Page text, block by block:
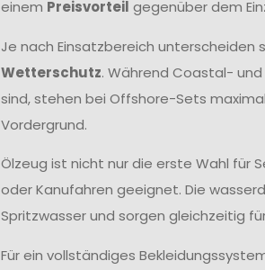
einem Preisvorteil gegenüber dem
Je nach Einsatzbereich unterscheiden
Wetterschutz. Während Coastal-
sind, stehen bei Offshore-Sets
Vordergrund.
Ölzeug ist nicht nur die erste Wahl für
oder Kanufahren geeignet. Die
Spritzwasser und sorgen gleichzeitig
Für ein vollständiges